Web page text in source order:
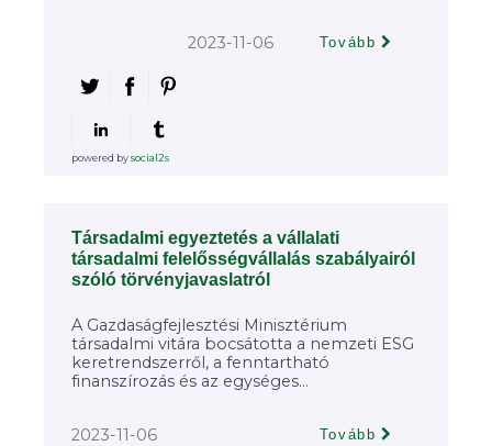
2023-11-06 Tovább
powered bysocial2s
Társadalmi egyeztetés a vállalati
társadalmi felelősségvállalás szabályairól
szóló törvényjavaslatról
A Gazdaságfejlesztési Minisztérium
társadalmi vitára bocsátotta a nemzeti ESG
keretrendszerről, a fenntartható
finanszírozás és az egységes...
2023-11-06 Tovább